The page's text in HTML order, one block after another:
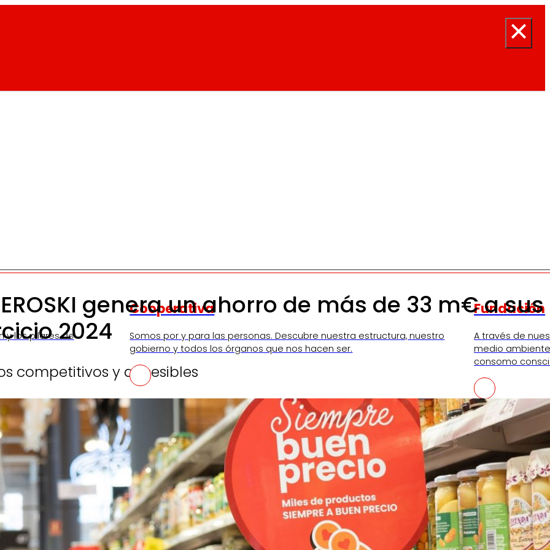
y los pilares de
Cooperativa
Somos por y para las personas. Descubre nuestra estructura, nuestro
gobierno y todos los órganos que nos hacen ser.
Fundación
A través de
medio
consomo
genera un ahorro de más de 33 m€ a
2024
competitivos y accesibles